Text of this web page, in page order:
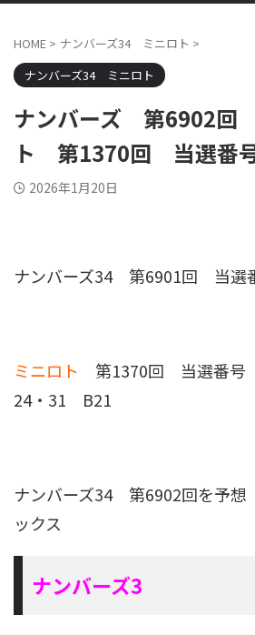
HOME > ナンバーズ34 ミニロト >
ナンバーズ34 ミニロト
ナンバーズ 第6902
ト 第1370回 当選番
2026年1月20日
ナンバーズ34 第6901回 当選
ミニロト 第1370回 当選番号
24・31 B21
ナンバーズ34 第6902回を予想
ックス
ナンバーズ3